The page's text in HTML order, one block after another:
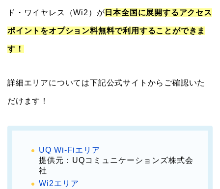
ド・ワイヤレス（Wi2）が 日本全国に展開するアクセス
ポイントをオプション料無料で利用することができま
す！
詳細エリアについては下記公式サイトからご確認いた
だけます！
UQ Wi-Fiエリア
提供元：UQコミュニケーションズ株式会
社
Wi2エリア